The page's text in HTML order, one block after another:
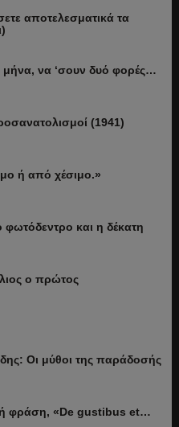
αποτελεσματικά τα
μήνα, να ‘σουν δυό φορές…
(1941)
ή από χέσιμο.»
και η δέκατη
ο πρώτος
Οι μύθοι της παράδοσής
φράση, «De gustibus et…